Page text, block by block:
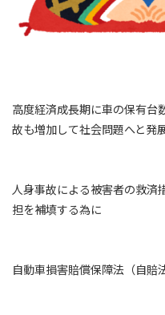
高度経済成長期に車の保有台
故も増加して社会問題へと発
人身事故による被害者の救済
担を補填する為に
自動車損害賠償保障法（自賠